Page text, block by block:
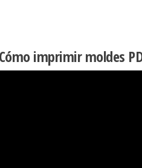
imprimir moldes